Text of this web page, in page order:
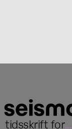
tidsskrift for...